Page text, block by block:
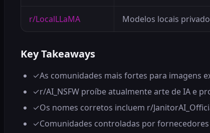
r/LocalLLaMA Modelos locais
Key Takeaways
✓As comunidades mais fortes para imagens
✓r/AI_NSFW proíbe atualmente arte de IA e
✓Os nomes corretos incluem r/
✓Comunidades controladas por